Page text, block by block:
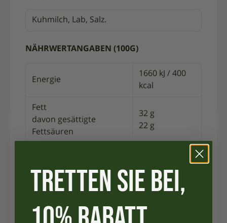
Kuhmilch, Lab, Salz.
NÄHRWERTANGABEN (100G)
Energie
1660 kJ / 400
kcal
Fett
davon gesättigte
Fettsäuren
32 g
22 g
Proteine 28 g
Salz 1.5 g
TRETTEN SIE BEI,